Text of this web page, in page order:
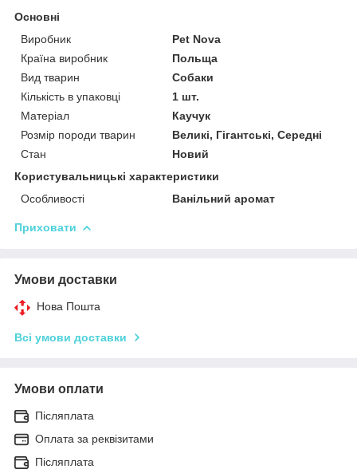
Основні
Виробник
Pet Nova
Країна виробник
Польща
Вид тварин
Собаки
Кількість в упаковці
1 шт.
Матеріал
Каучук
Розмір породи тварин
Великі, Гігантські, Середні
Стан
Новий
Користувальницькі характеристики
Особливості
Ванільний аромат
Приховати
Умови доставки
Нова Пошта
Всі умови доставки
Умови оплати
Післяплата
Оплата за реквізитами
Післяплата